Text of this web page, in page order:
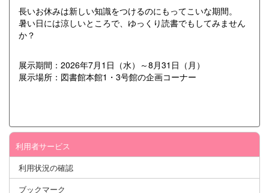
長いお休みは新しい知識をつけるのにもってこいな期間。
暑い日には涼しいところで、ゆっくり読書でもしてみません
か？
展示期間：2026年7月1日（水）～8月31日（月）
展示場所：図書館本館1・3号館の企画コーナー
利用者サービス
利用状況の確認
ブックマーク